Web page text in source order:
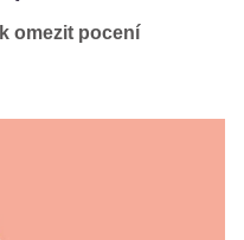
omezit pocení